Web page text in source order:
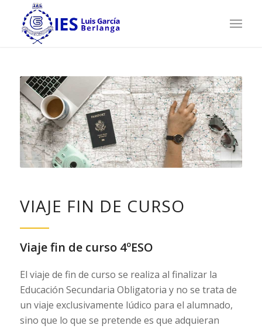
VIAJE FIN DE CURSO
Viaje fin de curso 4ºESO
El viaje de fin de curso se realiza al finalizar la
Educación Secundaria Obligatoria y no se trata de
un viaje exclusivamente lúdico para el alumnado,
sino que lo que se pretende es que adquieran